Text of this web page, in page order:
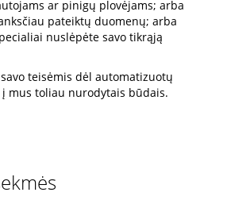
ar pinigų plovėjams; arba
pateiktų duomenų; arba
nuslėpėte savo tikrąją
teisėmis dėl automatizuotų
mus toliau nurodytais būdais.